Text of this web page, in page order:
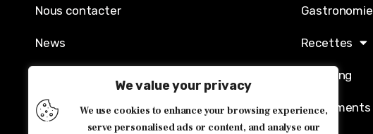
We value your privacy
We use cookies to enhance your browsing experience,
serve personalised ads or content, and analyse our
Nous contacter
News
Politique de confidentialité
Gastronomie
Recettes
Shopping
Évènements